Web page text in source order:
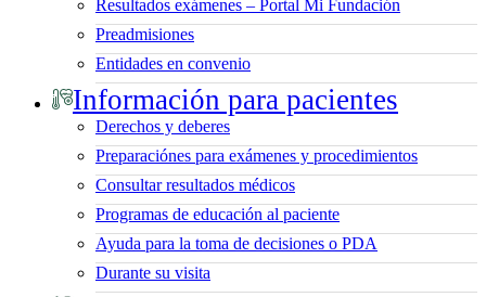
Resultados exámenes – Portal Mi Fundación
Preadmisiones
Entidades en convenio
Información para pacientes
Derechos y deberes
Preparaciónes para exámenes y procedimientos
Consultar resultados médicos
Programas de educación al paciente
Ayuda para la toma de decisiones o PDA
Durante su visita